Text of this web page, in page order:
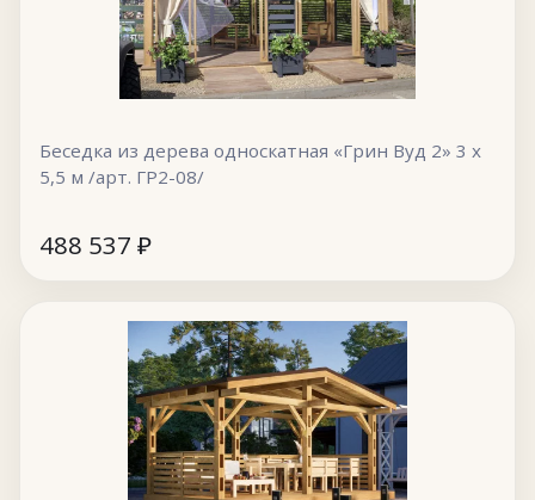
Беседка из дерева односкатная «Грин Вуд 2» 3 х
5,5 м /арт. ГР2-08/
488 537 ₽